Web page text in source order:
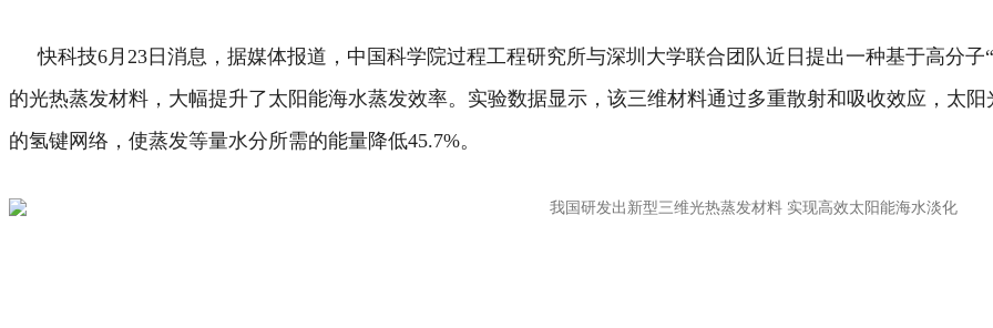
快科技6月23日消息，据媒体报道，中国科学院过程工程研究所与深圳大学联合团队近日提出一种基于高分
的光热蒸发材料，大幅提升了太阳能海水蒸发效率。实验数据显示，该三维材料通过多重散射和吸收效应，太
的氢键网络，使蒸发等量水分所需的能量降低45.7%。